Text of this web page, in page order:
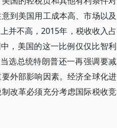
到美国用工成本高、市场以及
并不高，2015年，税收收入占
，美国的这一比例仅仅比智利
选总统特朗普还一再强调要减
外部影响因素。经济全球化进
改革必须充分考虑国际税收竞